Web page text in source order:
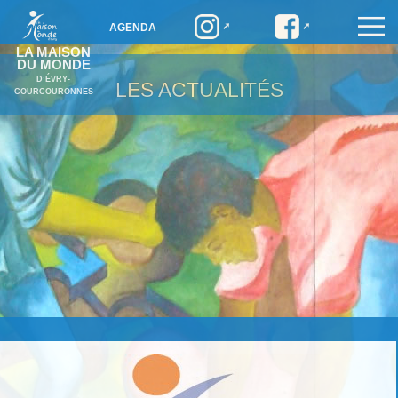
LA MAISON
DU MONDE
D’ÉVRY-
COURCOURONNES
AGENDA
LES ACTUALITÉS